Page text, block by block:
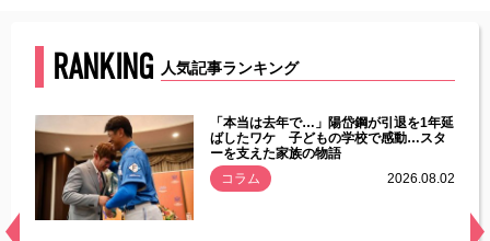
RANKING 人気記事ランキング
「本当は去年で…」陽岱鋼が引退を1年延
ばしたワケ 子どもの学校で感動…スタ
ーを支えた家族の物語
コラム
2026.08.02